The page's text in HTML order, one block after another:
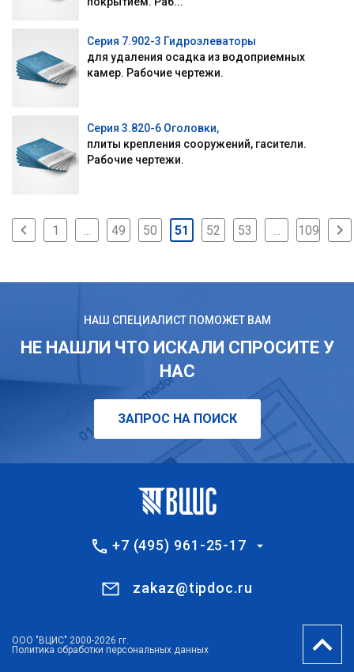
Серия 7.902-3 Гидроэлеваторы
для удаления осадка из водоприемных
камер. Рабочие чертежи.
Серия 3.820-6 Оголовки,
плиты крепления сооружений, гасители.
Рабочие чертежи.
1 49 50 51 52 53 109
НАШ СПЕЦИАЛИСТ ПОМОЖЕТ ВАМ
НЕ НАШЛИ ЧТО ИСКАЛИ СПРОСИТЕ У
НАС
ЗАПРОС НА ПОИСК
+7 (495) 961-25-17
zakaz@tipdoc.ru
ООО "ВЦИС" 2000-2026 гг.
Политика обработки персональных данных